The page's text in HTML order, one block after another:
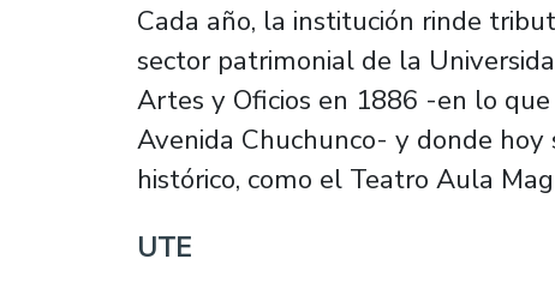
Cada año, la institución rinde
sector patrimonial de la
Artes y Oficios en 1886 -en lo
Avenida Chuchunco- y donde
histórico, como el Teatro Aula
UTE